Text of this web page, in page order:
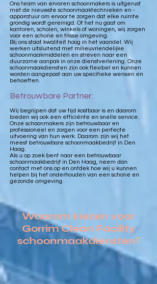
Ons team van ervaren schoonmakers is uitgerust
met de nieuwste schoonmaaktechnieken en -
apparatuur om ervoor te zorgen dat elke ruimte
grondig wordt gereinigd. Of het nu gaat om
kantoren, scholen, winkels of woningen, wij zorgen
voor een schone en frisse omgeving.
Bij ons staat kwaliteit hoog in het vaandel. Wij
werken uitsluitend met milieuvriendelijke
schoonmaakmiddelen en streven naar een
duurzame aanpak in onze dienstverlening. Onze
schoonmaakdiensten zijn ook flexibel en kunnen
worden aangepast aan uw specifieke wensen en
behoeften.
Betrouwbare Partner:
Wij begrijpen dat uw tijd kostbaar is en daarom
bieden wij ook een efficiënte en snelle service.
Onze schoonmakers zijn betrouwbaar en
professioneel en zorgen voor een perfecte
uitvoering van hun werk. Daarom zijn wij het
meest betrouwbare schoonmaakbedrijf in Den
Haag.
Als u op zoek bent naar een betrouwbaar
schoonmaakbedrijf in Den Haag, neem dan
contact met ons op en ontdek hoe wij u kunnen
helpen bij het onderhouden van een schone en
gezonde omgeving.
Waarom kiezen voor
Gorrim Clean Facility
schoonmaakdiensten?